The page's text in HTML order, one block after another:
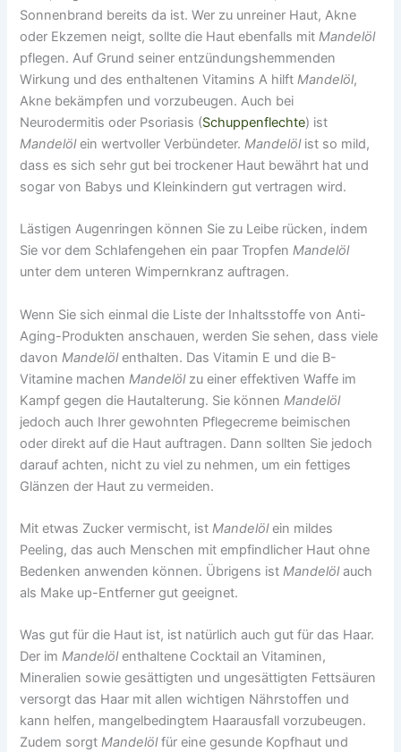
Sonnenbrand bereits da ist. Wer zu unreiner Haut, Akne
oder Ekzemen neigt, sollte die Haut ebenfalls mitMandelöl
pflegen. Auf Grund seiner entzündungshemmenden
Wirkung und des enthaltenen Vitamins A hilftMandelöl,
Akne bekämpfen und vorzubeugen. Auch bei
Neurodermitis oder Psoriasis (Schuppenflechte) ist
Mandelölein wertvoller Verbündeter.Mandelölist so mild,
dass es sich sehr gut bei trockener Haut bewährt hat und
sogar von Babys und Kleinkindern gut vertragen wird.
Lästigen Augenringen können Sie zu Leibe rücken, indem
Sie vor dem Schlafengehen ein paar TropfenMandelöl
unter dem unteren Wimpernkranz auftragen.
Wenn Sie sich einmal die Liste der Inhaltsstoffe von Anti-
Aging-Produkten anschauen, werden Sie sehen, dass viele
davonMandelölenthalten. Das Vitamin E und die B-
Vitamine machenMandelölzu einer effektiven Waffe im
Kampf gegen die Hautalterung. Sie könnenMandelöl
jedoch auch Ihrer gewohnten Pflegecreme beimischen
oder direkt auf die Haut auftragen. Dann sollten Sie jedoch
darauf achten, nicht zu viel zu nehmen, um ein fettiges
Glänzen der Haut zu vermeiden.
Mit etwas Zucker vermischt, istMandelölein mildes
Peeling, das auch Menschen mit empfindlicher Haut ohne
Bedenken anwenden können. Übrigens istMandelölauch
als Make up-Entferner gut geeignet.
Was gut für die Haut ist, ist natürlich auch gut für das Haar.
Der imMandelölenthaltene Cocktail an Vitaminen,
Mineralien sowie gesättigten und ungesättigten Fettsäuren
versorgt das Haar mit allen wichtigen Nährstoffen und
kann helfen, mangelbedingtem Haarausfall vorzubeugen.
Zudem sorgtMandelölfür eine gesunde Kopfhaut und